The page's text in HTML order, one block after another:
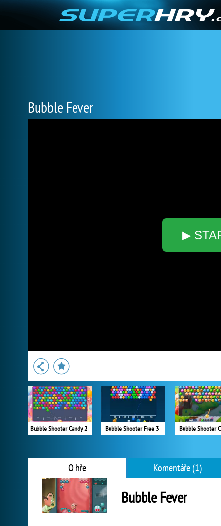
Bubble Fever
▶
Bubble Shooter Candy 2 Bubble Shooter Free 3 Bubble Shooter
O hře Komentáře (1)
Bubble Fever